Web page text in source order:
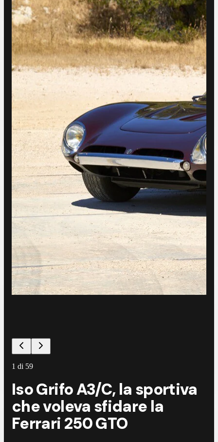
1 di 59
Iso Grifo A3/C, la sportiva
che voleva sfidare la
Ferrari 250 GTO